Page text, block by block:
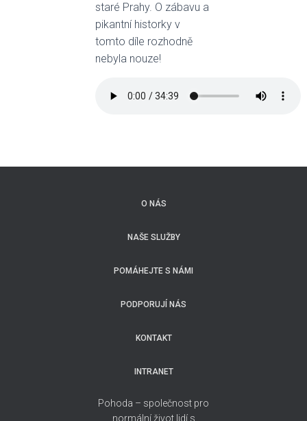
staré Prahy. O zábavu a
pikantní historky v
tomto díle rozhodně
nebyla nouze!
O NÁS
NAŠE SLUŽBY
POMÁHEJTE S NÁMI
PODPORUJÍ NÁS
KONTAKT
INTRANET
Pohoda – společnost pro
normální život lidí s